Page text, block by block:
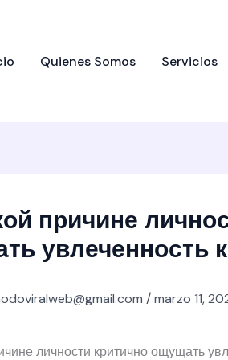
Quienes Somos Servicios
причине
увлеченность
/marzo 11,
личности критично ощущать